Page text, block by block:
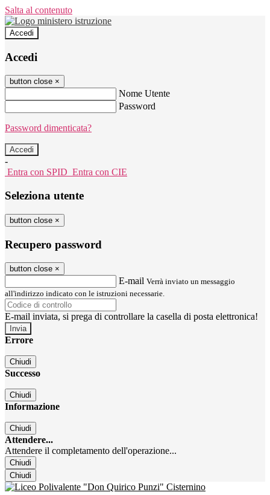
Salta al contenuto
Accedi
Accedi
button close ×
Nome Utente
Password
Password dimenticata?
-
Entra con SPID Entra con CIE
Seleziona utente
button close ×
Recupero password
button close ×
E-mail Verrà inviato un messaggio
all'indirizzo indicato con le istruzioni necessarie.
E-mail inviata, si prega di controllare la casella di posta elettronica!
Errore
Chiudi
Successo
Chiudi
Informazione
Chiudi
Attendere...
Attendere il completamento dell'operazione...
Chiudi
Chiudi